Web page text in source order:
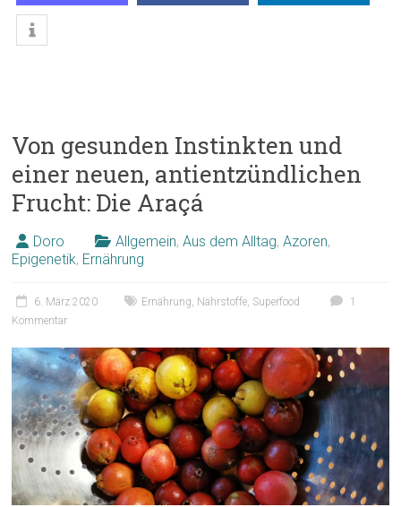
Von gesunden Instinkten und
einer neuen, antientzündlichen
Frucht: Die Araçá
Doro Allgemein,Aus dem Alltag,Azoren,
Epigenetik, Ernährung
6. März 2020 Ernährung, Nährstoffe, Superfood
1
Kommentar